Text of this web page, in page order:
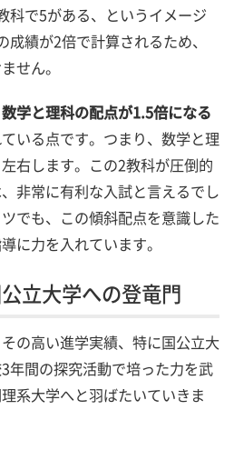
科で5がある、というイメージ
績が2倍で計算されるため、
せん。
数学と理科の配点が1.5倍になる
いる点です。つまり、数学と理
右します。この2教科が圧倒的
非常に有利な入試と言えるでし
でも、この傾斜配点を意識した
に力を入れています。
立大学への登竜門
の高い進学実績、特に国公立大
年間の探究活動で培った力を武
系大学へと羽ばたいていきま